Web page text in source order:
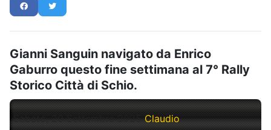
Gianni Sanguin navigato da Enrico
Gaburro questo fine settimana al 7° Rally
Storico Città di Schio.
Sabato, 20 Settembre 2025 Claudio